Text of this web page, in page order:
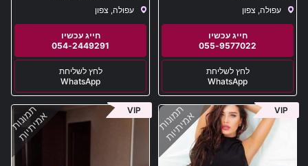
עפולה, צפון
055-9577022
WhatsApp
עפולה, צפון
054-2449291
WhatsApp
תמונות
אמיתיות VIP תמונות
אמיתיות VIP